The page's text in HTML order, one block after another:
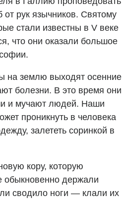
от рук язычников. Святому
стали известны в V веке
что они оказали большое
на землю выходят осенние
болезни. В это время они
и мучают людей. Наши
проникнуть в человека
залететь соринкой в
кору, которую
обыкновенно держали
сводило ноги — клали их